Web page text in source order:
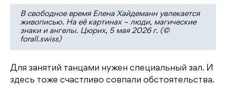
В свободное время Елена Хайдеманн увлекается
живописью. На её картинах – люди, магические
знаки и ангелы. Цюрих, 5 мая 2026 г. (©
forall.swiss)
Для занятий танцами нужен специальный зал. И
здесь тоже счастливо совпали обстоятельства.